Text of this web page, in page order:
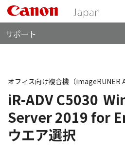
サポート
iR-ADV C5030
Server 2019 for
ウエア選択
オフィス向け複合機（imageRUNER